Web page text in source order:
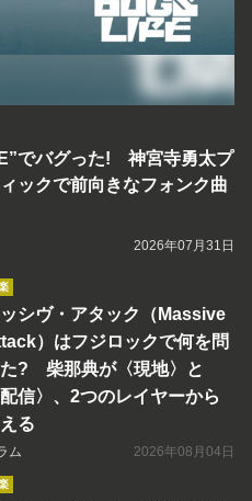
でバグった! 神宮寺勇太プ
ックで前向きなフォンク曲
2026年07月31日
シヴ・アタック（Massive
）はフジロックで何を問
? 柴那典が〈現地〉と
配信〉、2つのレイヤーから
る
ム 2026年08月04日